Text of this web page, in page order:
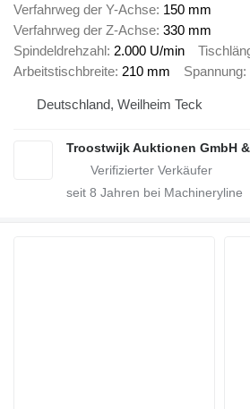
Verfahrweg der Y-Achse 150 mm
Verfahrweg der Z-Achse 330 mm
Spindeldrehzahl 2.000 U/min
Arbeitstischbreite 210 mm Spannung
Deutschland, Weilheim Teck
Troostwijk Auktionen GmbH
seit 8 Jahren bei Machineryline